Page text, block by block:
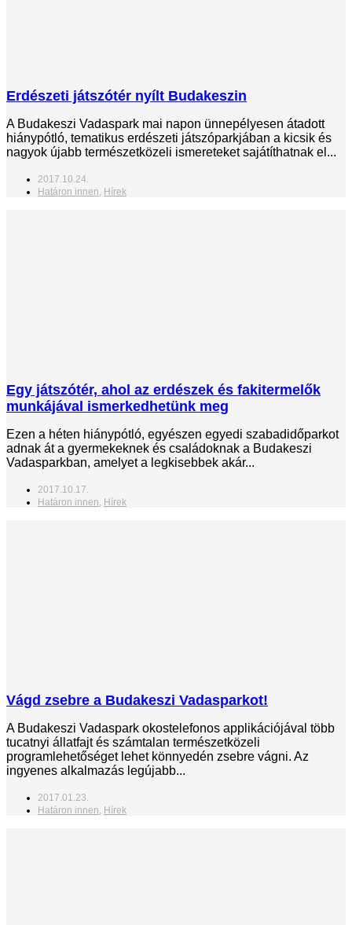
Erdészeti játszótér nyílt Budakeszin
A Budakeszi Vadaspark mai napon ünnepélyesen átadott
hiánypótló, tematikus erdészeti játszóparkjában a kicsik és
nagyok újabb természetközeli ismereteket sajátíthatnak el...
2017.10.24.
Határon innen Hírek
Egy játszótér, ahol az erdészek és fakitermelők
munkájával ismerkedhetünk meg
Ezen a héten hiánypótló, egyészen egyedi szabadidőparkot
adnak át a gyermekeknek és családoknak a Budakeszi
Vadasparkban, amelyet a legkisebbek akár...
2017.10.17.
Határon innen Hírek
Vágd zsebre a Budakeszi Vadasparkot!
A Budakeszi Vadaspark okostelefonos applikációjával több
tucatnyi állatfajt és számtalan természetközeli
programlehetőséget lehet könnyedén zsebre vágni. Az
ingyenes alkalmazás legújabb...
2017.01.23.
Határon innen Hírek